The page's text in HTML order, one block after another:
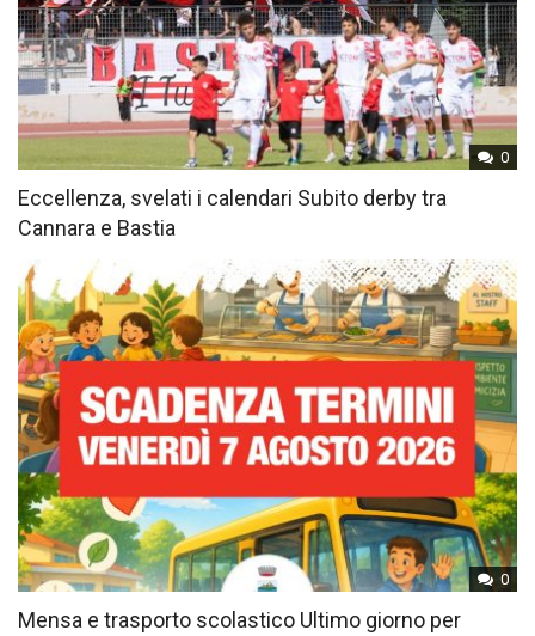
0
Eccellenza, svelati i calendari Subito derby tra
Cannara e Bastia
0
Mensa e trasporto scolastico Ultimo giorno per